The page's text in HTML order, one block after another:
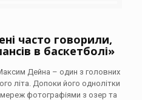
часто говорили,
в баскетболі»
Дейна – один з головних
літа. Допоки його однолітки
мереж фотографіями з озер та